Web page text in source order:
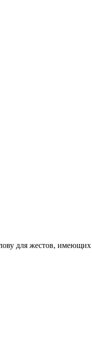
для жестов, имеющих